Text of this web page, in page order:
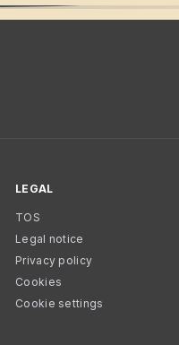
LEGAL
TOS
Legal notice
Privacy policy
Cookies
Cookie settings